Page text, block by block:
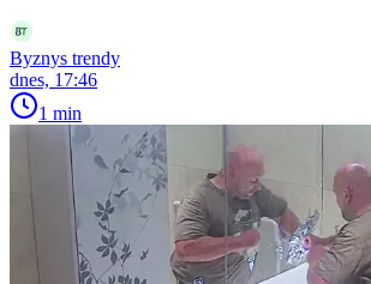
Byznys trendy
dnes, 17:46
1 min